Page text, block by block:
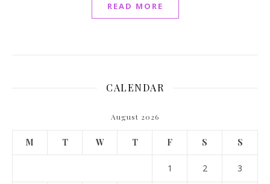
READ MORE
CALENDAR
August 2026
M T W T F S S
1 2 3